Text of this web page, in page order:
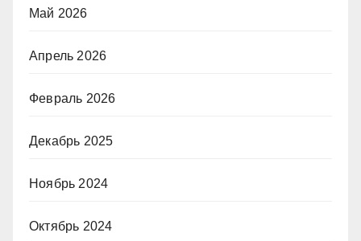
Май 2026
Апрель 2026
Февраль 2026
Декабрь 2025
Ноябрь 2024
Октябрь 2024